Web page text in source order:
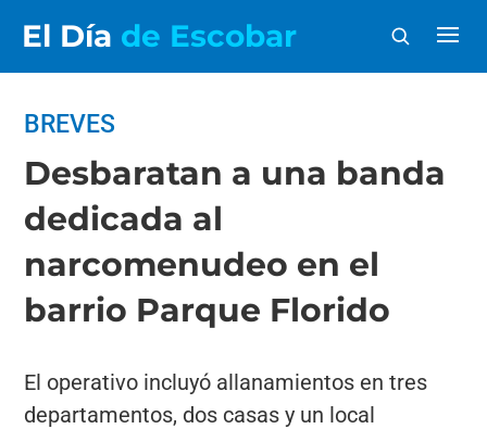
El Día de Escobar
BREVES
Desbaratan a una banda
dedicada al
narcomenudeo en el
barrio Parque Florido
El operativo incluyó allanamientos en tres
departamentos, dos casas y un local